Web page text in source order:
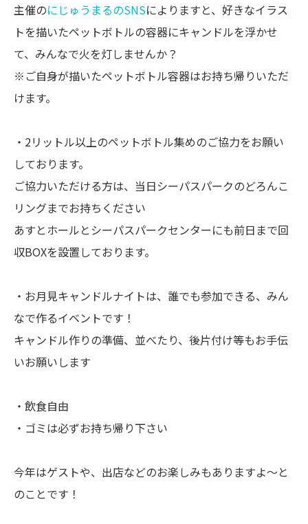
主催のにじゅうまるのSNSによりますと、好きなイラス
トを描いたペットボトルの容器にキャンドルを浮かせ
て、みんなで火を灯しませんか？
※ご自身が描いたペットボトル容器はお持ち帰りいただ
けます。
・2リットル以上のペットボトル集めのご協力をお願い
しております。
ご協力いただける方は、当日シーパスパークのどろんこ
リングまでお持ちください
あすとホールとシーパスパークセンターにも前日まで回
収BOXを設置しております。
・お月見キャンドルナイトは、誰でも参加できる、みん
なで作るイベントです！
キャンドル作りの準備、並べたり、後片付け等もお手伝
いお願いします
・飲食自由
・ゴミは必ずお持ち帰り下さい
今年はゲストや、出店などのお楽しみもありますよ〜と
のことです！